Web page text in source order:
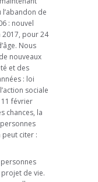
l’abandon de
: nouvel
2017, pour 24
Nous
nouveaux
et des
: loi
sociale
février
chances, la
peut citer :
de vie.